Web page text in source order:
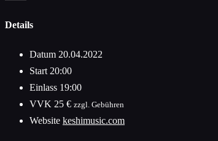
Details
Datum 20.04.2022
Start 20:00
Einlass 19:00
VVK 25 € zzgl. Gebühren
Website keshimusic.com